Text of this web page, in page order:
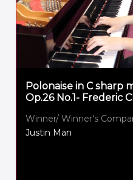
Polonaise in C sharp
Op.26 No.1- Frederic
Winner/ Winner's
Justin Man